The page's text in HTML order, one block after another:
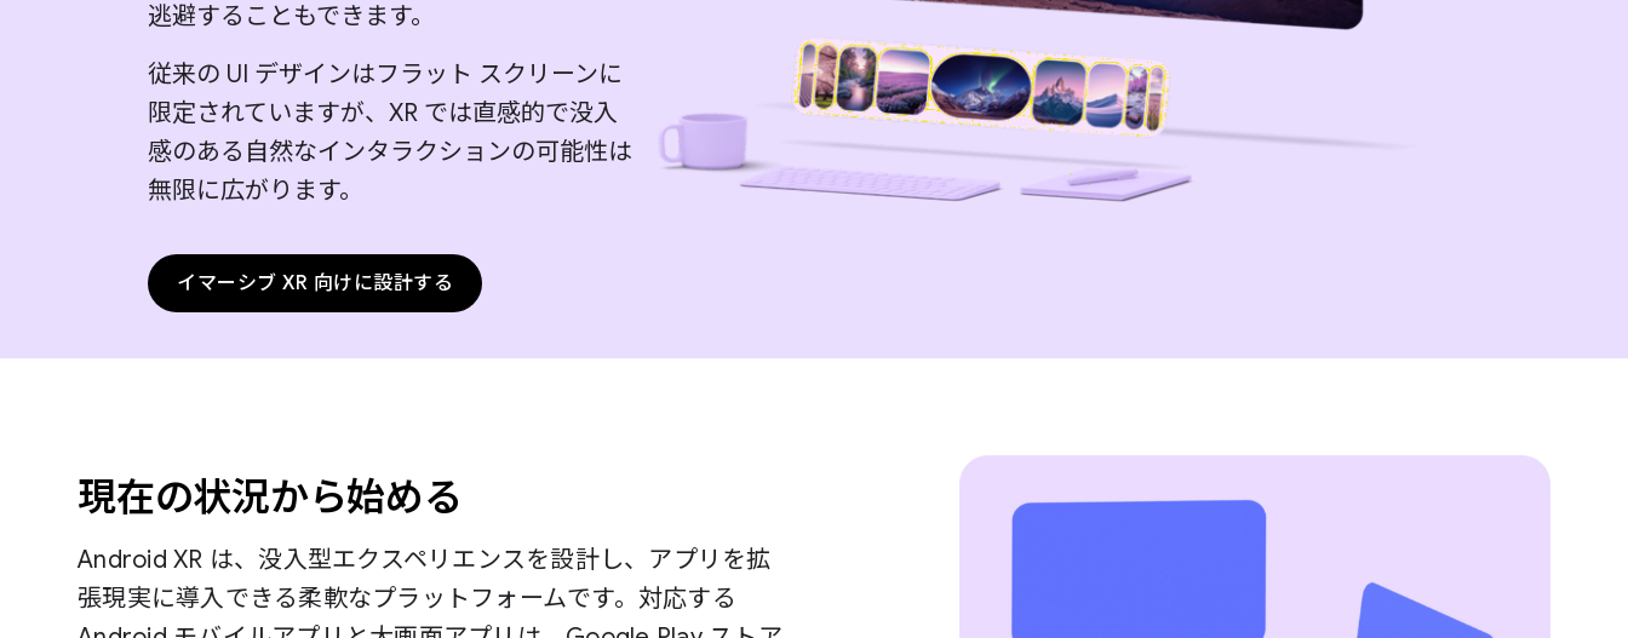
逃避することもできます。
従来の UI デザインはフラット スクリーンに
限定されていますが、XR では直感的で没入
感のある自然なインタラクションの可能性は
無限に広がります。
イマーシブ XR 向けに設計する
現在の状況から始める
Android XR は、没入型エクスペリエンスを設計し、アプリを拡
張現実に導入できる柔軟なプラットフォームです。対応する